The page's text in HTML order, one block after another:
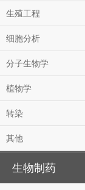
生殖工程
细胞分析
分子生物学
植物学
转染
其他
生物制药